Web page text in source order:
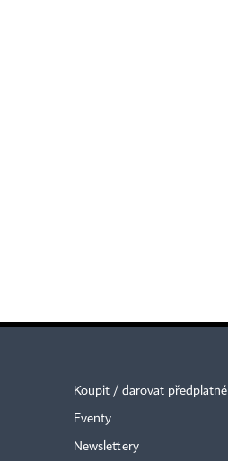
Koupit / darovat předplatné
Eventy
Newslettery